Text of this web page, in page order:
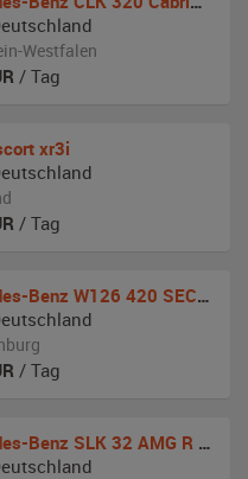
Westfalen
/ Tag
xr3i
/ Tag
Benz W126 420 SEC Cabrio-Umbau
/ Tag
Benz SLK 32 AMG R 170